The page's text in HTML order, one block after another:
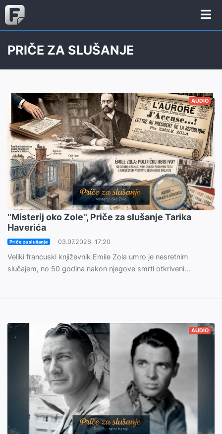
PRIČE ZA SLUŠANJE
AUDIO
''Misterij oko Zole'', Priče za slušanje Tarika
Haverića
Priče za slušanje 03.07.2026. 17:20
Veliki francuski književnik Emile Zola umro je nesretnim
slučajem, no 50 godina nakon njegove smrti otkriveni...
AUDIO